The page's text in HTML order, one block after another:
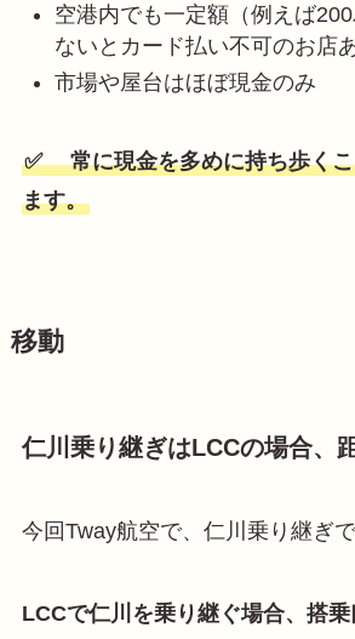
空港内でも一定額（例えば
ないとカード払い不可のお店
市場や屋台はほぼ現金のみ
✅ 常に現金を多めに持ち歩く
ます。
移動
仁川乗り継ぎはLCCの場合、
今回Tway航空で、仁川乗り継ぎで
LCCで仁川を乗り継ぐ場合、搭